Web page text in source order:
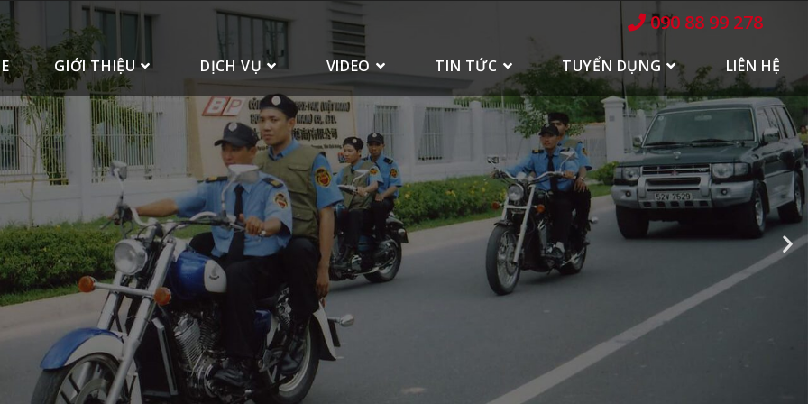
090 88 99 278
GIỚI THIỆU DỊCH VỤ VIDEO TIN TỨC TUYỂN DỤNG LIÊN HỆ